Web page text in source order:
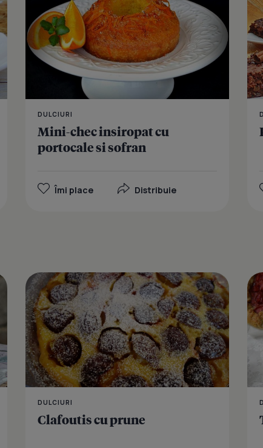
DULCIURI
Mini-chec insiropat cu
portocale si sofran
Îmi place Distribuie
Deliciu cu
DULCIURI
Clafoutis cu prune